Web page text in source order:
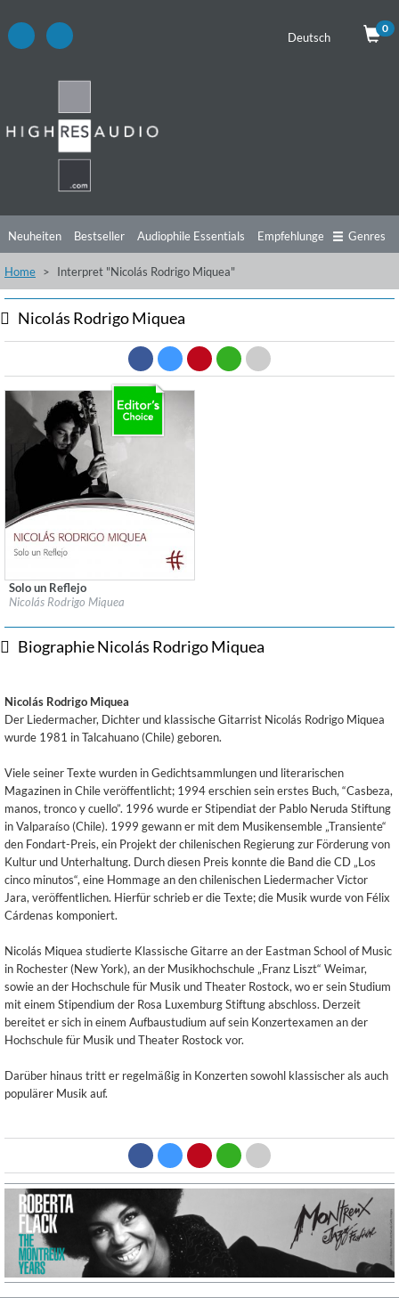
Deutsch
0
Neuheiten Bestseller Audiophile Essentials Empfehlungen
Hörtipps Top Alben Angebote Preorder
Videos
Genres
Home Interpret "Nicolás Rodrigo Miquea"
Nicolás Rodrigo Miquea
Label:PASCHENrecords
$ 12,90
Solo un Reflejo
Nicolás Rodrigo Miquea
Biographie Nicolás Rodrigo Miquea
Nicolás Rodrigo Miquea
Der Liedermacher, Dichter und klassische Gitarrist Nicolás Rodrigo Miquea
wurde 1981 in Talcahuano (Chile) geboren.
Viele seiner Texte wurden in Gedichtsammlungen und literarischen
Magazinen in Chile veröffentlicht; 1994 erschien sein erstes Buch, “Casbeza,
manos, tronco y cuello”. 1996 wurde er Stipendiat der Pablo Neruda Stiftung
in Valparaíso (Chile). 1999 gewann er mit dem Musikensemble „Transiente“
den Fondart-Preis, ein Projekt der chilenischen Regierung zur Förderung von
Kultur und Unterhaltung. Durch diesen Preis konnte die Band die CD „Los
cinco minutos“, eine Hommage an den chilenischen Liedermacher Victor
Jara, veröffentlichen. Hierfür schrieb er die Texte; die Musik wurde von Félix
Cárdenas komponiert.
Nicolás Miquea studierte Klassische Gitarre an der Eastman School of Music
in Rochester (New York), an der Musikhochschule „Franz Liszt“ Weimar,
sowie an der Hochschule für Musik und Theater Rostock, wo er sein Studium
mit einem Stipendium der Rosa Luxemburg Stiftung abschloss. Derzeit
bereitet er sich in einem Aufbaustudium auf sein Konzertexamen an der
Hochschule für Musik und Theater Rostock vor.
Darüber hinaus tritt er regelmäßig in Konzerten sowohl klassischer als auch
populärer Musik auf.